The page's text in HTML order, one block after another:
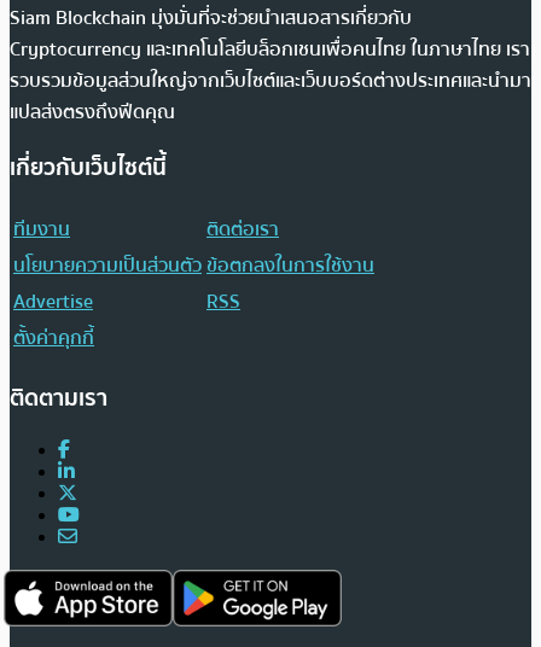
Siam Blockchain มุ่งมั่นที่จะช่วยนำเสนอสารเกี่ยวกับ
Cryptocurrency และเทคโนโลยีบล็อกเชนเพื่อคนไทย ในภาษาไทย เรา
รวบรวมข้อมูลส่วนใหญ่จากเว็บไซต์และเว็บบอร์ดต่างประเทศและนำมา
แปลส่งตรงถึงฟีดคุณ
เกี่ยวกับเว็บไซต์นี้
ทีมงาน
ติดต่อเรา
นโยบายความเป็นส่วนตัวข้อตกลงในการใช้งาน
Advertise
RSS
ตั้งค่าคุกกี้
ติดตามเรา